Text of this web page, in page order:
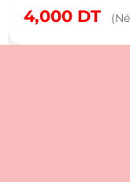
4,000 DT